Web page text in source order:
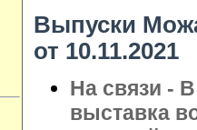
Выпуски
от 10.11.2021
На связи -
выставка